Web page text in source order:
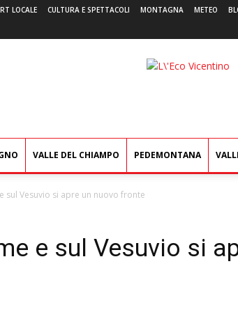
LOCALE CULTURA E SPETTACOLI MONTAGNA METEO
L'Eco
VALLE DEL CHIAMPO PEDEMONTANA
sul Vesuvio si apre un nuovo fronte
e sul Vesuvio si